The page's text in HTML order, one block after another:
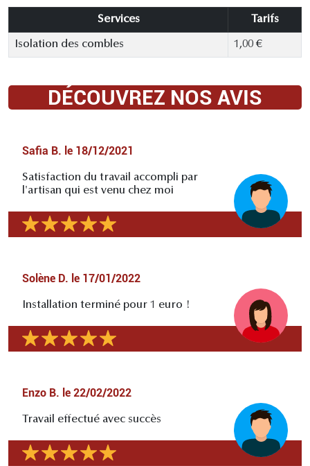
Services Tarifs
Isolation des combles 1,00 €
DÉCOUVREZ NOS AVIS
Safia B. le 18/12/2021
Satisfaction du travail accompli par
l'artisan qui est venu chez moi
Solène D. le 17/01/2022
Installation terminé pour 1 euro !
Enzo B. le 22/02/2022
Travail effectué avec succès